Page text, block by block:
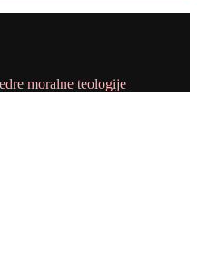
moralne teologije